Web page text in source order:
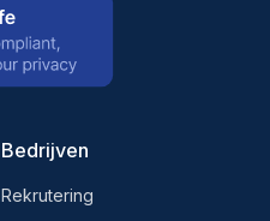
Bedrijven
Rekrutering